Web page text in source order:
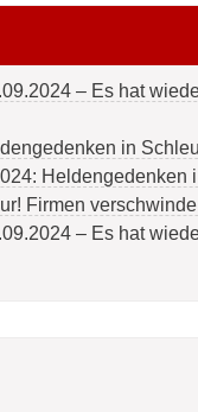
– Es hat
in
Heldengedenken
Firmen
– Es hat